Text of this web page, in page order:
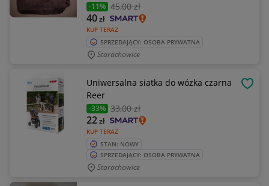
-11% 45,00 zł
KUP TERAZ
40zł
SPRZEDAJĄCY: OSOBA PRYWATNA
Starachowice
Uniwersalna siatka do wózka czarna
Reer
-33% 33,00 zł
KUP TERAZ
22zł
STAN: NOWY
SPRZEDAJĄCY: OSOBA PRYWATNA
Starachowice